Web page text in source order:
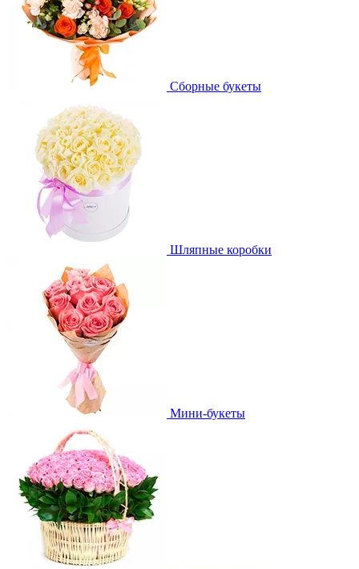
Сборные букеты
Шляпные коробки
Мини-букеты